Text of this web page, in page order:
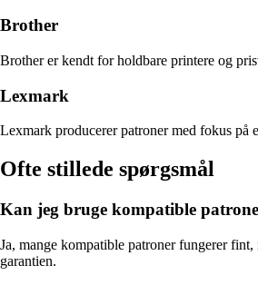
Brother
Brother er kendt for holdbare printere og
Lexmark
Lexmark producerer patroner med fokus
Ofte stillede spørgsmål
Kan jeg bruge kompatible
Ja, mange kompatible patroner fungerer
garantien.